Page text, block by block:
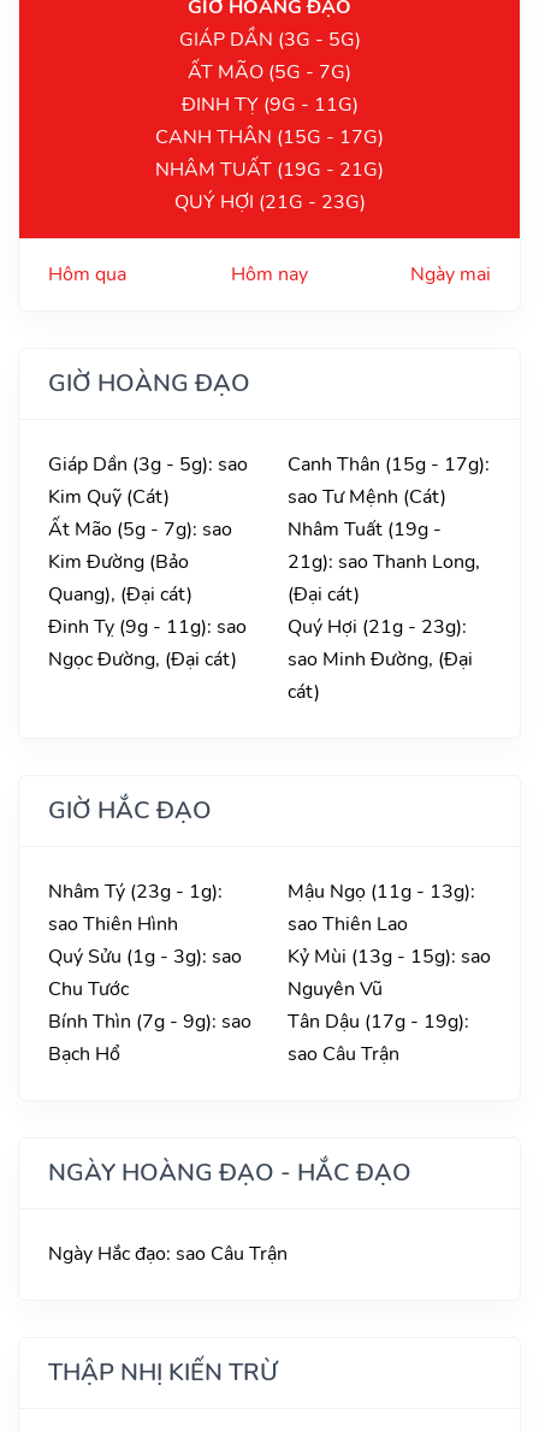
GIỜ HOÀNG ĐẠO
GIÁP DẦN (3G - 5G)
ẤT MÃO (5G - 7G)
ĐINH TỴ (9G - 11G)
CANH THÂN (15G - 17G)
NHÂM TUẤT (19G - 21G)
QUÝ HỢI (21G - 23G)
Hôm qua Hôm nay Ngày mai
GIỜ HOÀNG ĐẠO
Giáp Dần (3g - 5g): sao
Kim Quỹ (Cát)
Ất Mão (5g - 7g): sao
Kim Đường (Bảo
Quang), (Đại cát)
Đinh Tỵ (9g - 11g): sao
Ngọc Đường, (Đại cát)
Canh Thân (15g - 17g):
sao Tư Mệnh (Cát)
Nhâm Tuất (19g -
21g): sao Thanh Long,
(Đại cát)
Quý Hợi (21g - 23g):
sao Minh Đường, (Đại
cát)
GIỜ HẮC ĐẠO
Nhâm Tý (23g - 1g):
sao Thiên Hình
Quý Sửu (1g - 3g): sao
Chu Tước
Bính Thìn (7g - 9g): sao
Bạch Hổ
Mậu Ngọ (11g - 13g):
sao Thiên Lao
Kỷ Mùi (13g - 15g): sao
Nguyên Vũ
Tân Dậu (17g - 19g):
sao Câu Trận
NGÀY HOÀNG ĐẠO - HẮC ĐẠO
Ngày Hắc đạo: sao Câu Trận
THẬP NHỊ KIẾN TRỪ